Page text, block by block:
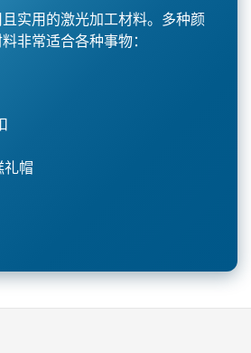
实用的激光加工材料。多种颜
非常适合各种事物：
礼帽